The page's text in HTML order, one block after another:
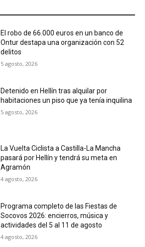
El robo de 66.000 euros en un banco de
Ontur destapa una organización con 52
delitos
5 agosto, 2026
Detenido en Hellín tras alquilar por
habitaciones un piso que ya tenía inquilina
5 agosto, 2026
La Vuelta Ciclista a Castilla-La Mancha
pasará por Hellín y tendrá su meta en
Agramón
4 agosto, 2026
Programa completo de las Fiestas de
Socovos 2026: encierros, música y
actividades del 5 al 11 de agosto
4 agosto, 2026